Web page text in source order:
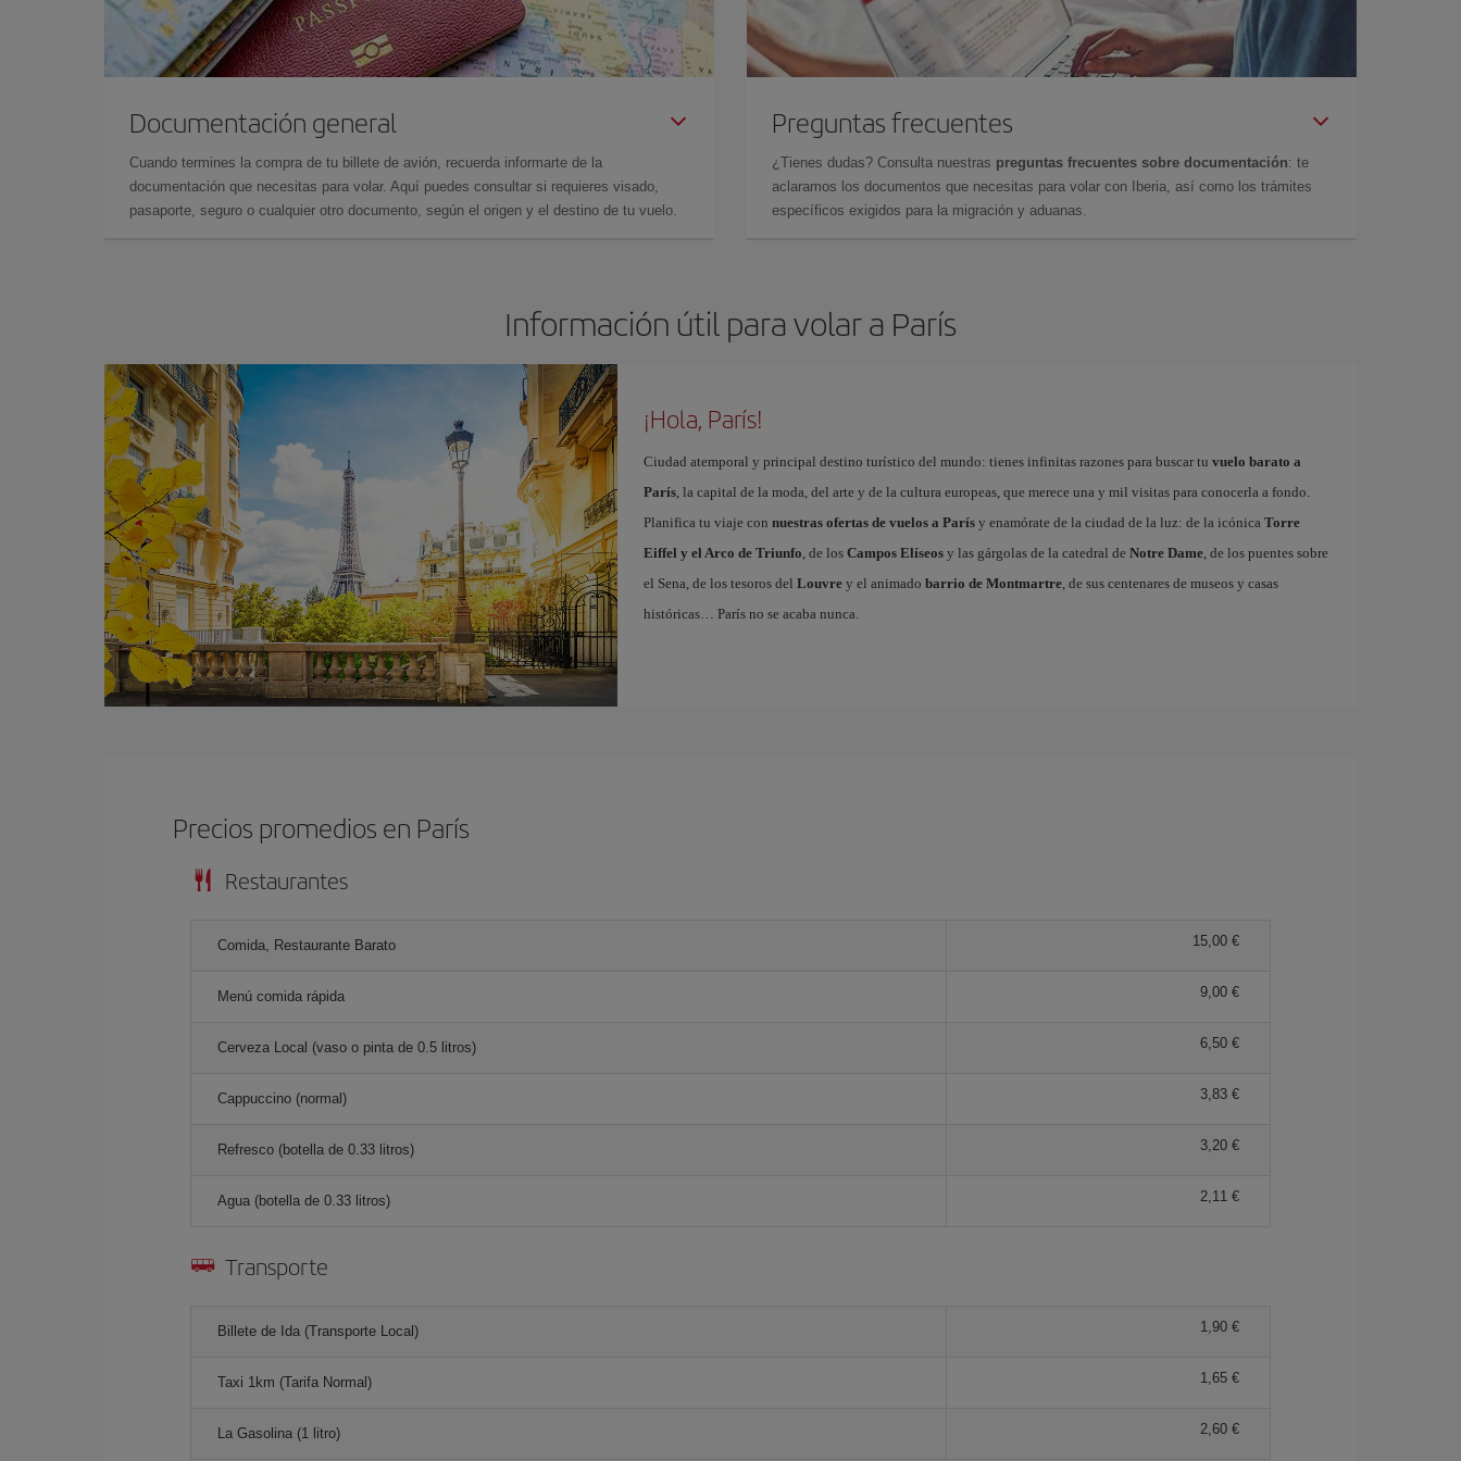
Documentación general
Cuando termines la compra de tu billete de avión, recuerda informarte de la
documentación que necesitas para volar. Aquí puedes consultar si requieres visado,
pasaporte, seguro o cualquier otro documento, según el origen y el destino de tu vuelo.
Preguntas frecuentes
¿Tienes dudas? Consulta nuestras preguntas frecuentes sobre documentación: te
aclaramos los documentos que necesitas para volar con Iberia, así como los trámites
específicos exigidos para la migración y aduanas.
Información útil para volar a París
¡Hola, París!
Ciudad atemporal y principal destino turístico del mundo: tienes infinitas razones para buscar tu vuelo barato a
París, la capital de la moda, del arte y de la cultura europeas, que merece una y mil visitas para conocerla a fondo.
Planifica tu viaje con nuestras ofertas de vuelos a Parísy enamórate de la ciudad de la luz: de la icónica Torre
Eiffel y el Arco de Triunfo, de los Campos Elíseosy las gárgolas de la catedral de Notre Dame, de los puentes sobre
el Sena, de los tesoros del Louvrey el animado barrio de Montmartre, de sus centenares de museos y casas
históricas… París no se acaba nunca.
Precios promedios en París
Restaurantes
Comida, Restaurante Barato 15,00 €
Menú comida rápida 9,00 €
Cerveza Local (vaso o pinta de 0.5 litros) 6,50 €
Cappuccino (normal) 3,83 €
Refresco (botella de 0.33 litros) 3,20 €
Agua (botella de 0.33 litros) 2,11 €
Transporte
Billete de Ida (Transporte Local) 1,90 €
Taxi 1km (Tarifa Normal) 1,65 €
La Gasolina (1 litro) 2,60 €